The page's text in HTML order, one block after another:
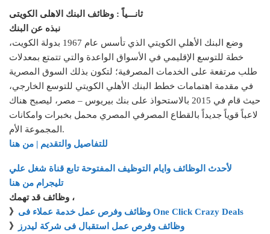
ثانـــياً : وظائف البنك الاهلى الكويتى
نبذه عن البنك
وضع البنك الأهلي الكويتي الذي تأسس عام 1967 بدولة الكويت،
خطة للتوسع الإقليمي في الأسواق الواعدة والتي تتمتع بمعدلات
طلب مرتفعة على الخدمات المصرفية؛ لتكون بذلك السوق المصرية
في مقدمة اهتمامات خطط البنك الأهلي الكويتي للتوسع الخارجي،
حيث قام في 2015 بالاستحواذ على بنك بيريوس – مصر، ليصبح هناك
لاعباً قوياً جديداً بالقطاع المصرفي المصري محمل بخبرات وامكانات
المجموعة الأم.
للتفاصيل والتقديم | من هنا
لأحدث الوظائف وايام التوظيف المفتوحة تابع قناة شغل علي
تليجرام من هنا
وظائف قد تهمك ،
》
وظائف وفرص عمل خدمة عملاء فى One Click Crazy Deals
》
وظائف وفرص عمل استقبال فى شركة ليدرز